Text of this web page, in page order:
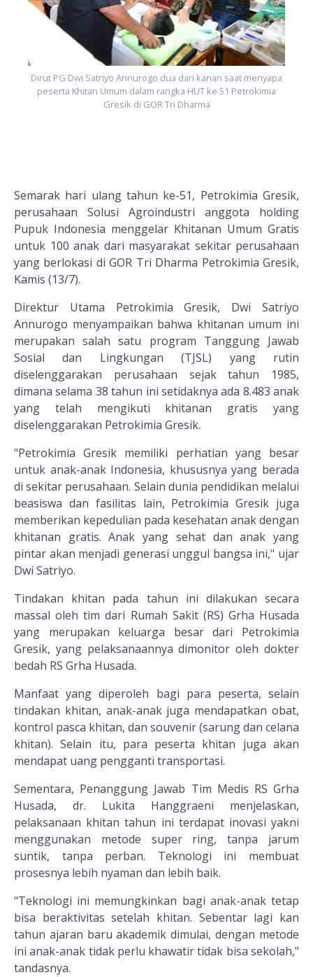
Dirut PG Dwi Satriyo Annurogo dua dari kanan saat menyapa
peserta Khitan Umum dalam rangka HUT ke 51 Petrokimia
Gresik di GOR Tri Dharma
Semarak hari ulang tahun ke-51, Petrokimia Gresik,
perusahaan Solusi Agroindustri anggota holding
Pupuk Indonesia menggelar Khitanan Umum Gratis
untuk 100 anak dari masyarakat sekitar perusahaan
yang berlokasi di GOR Tri Dharma Petrokimia Gresik,
Kamis (13/7).
Direktur Utama Petrokimia Gresik, Dwi Satriyo
Annurogo menyampaikan bahwa khitanan umum ini
merupakan salah satu program Tanggung Jawab
Sosial dan Lingkungan (TJSL) yang rutin
diselenggarakan perusahaan sejak tahun 1985,
dimana selama 38 tahun ini setidaknya ada 8.483 anak
yang telah mengikuti khitanan gratis yang
diselenggarakan Petrokimia Gresik.
"Petrokimia Gresik memiliki perhatian yang besar
untuk anak-anak Indonesia, khususnya yang berada
di sekitar perusahaan. Selain dunia pendidikan melalui
beasiswa dan fasilitas lain, Petrokimia Gresik juga
memberikan kepedulian pada kesehatan anak dengan
khitanan gratis. Anak yang sehat dan anak yang
pintar akan menjadi generasi unggul bangsa ini," ujar
Dwi Satriyo.
Tindakan khitan pada tahun ini dilakukan secara
massal oleh tim dari Rumah Sakit (RS) Grha Husada
yang merupakan keluarga besar dari Petrokimia
Gresik, yang pelaksanaannya dimonitor oleh dokter
bedah RS Grha Husada.
Manfaat yang diperoleh bagi para peserta, selain
tindakan khitan, anak-anak juga mendapatkan obat,
kontrol pasca khitan, dan souvenir (sarung dan celana
khitan). Selain itu, para peserta khitan juga akan
mendapat uang pengganti transportasi.
Sementara, Penanggung Jawab Tim Medis RS Grha
Husada, dr. Lukita Hanggraeni menjelaskan,
pelaksanaan khitan tahun ini terdapat inovasi yakni
menggunakan metode super ring, tanpa jarum
suntik, tanpa perban. Teknologi ini membuat
prosesnya lebih nyaman dan lebih baik.
"Teknologi ini memungkinkan bagi anak-anak tetap
bisa beraktivitas setelah khitan. Sebentar lagi kan
tahun ajaran baru akademik dimulai, dengan metode
ini anak-anak tidak perlu khawatir tidak bisa sekolah,"
tandasnya.